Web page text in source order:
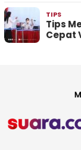
TIPS
Tips
Cepat